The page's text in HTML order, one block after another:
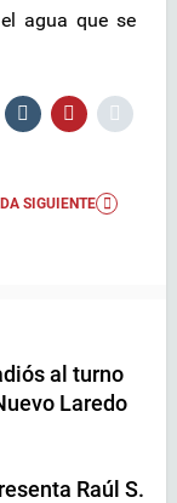
agua que se
SIGUIENTE
al turno
Laredo
Raúl S.